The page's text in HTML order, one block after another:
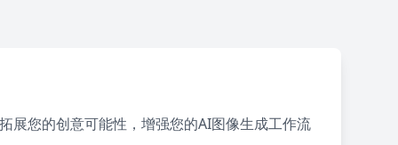
展您的创意可能性，增强您的AI图像生成工作流